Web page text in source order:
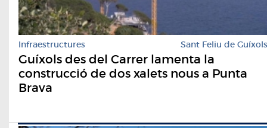
Infraestructures Sant Feliu de Guíxols
Guíxols des del Carrer lamenta la
construcció de dos xalets nous a Punta
Brava